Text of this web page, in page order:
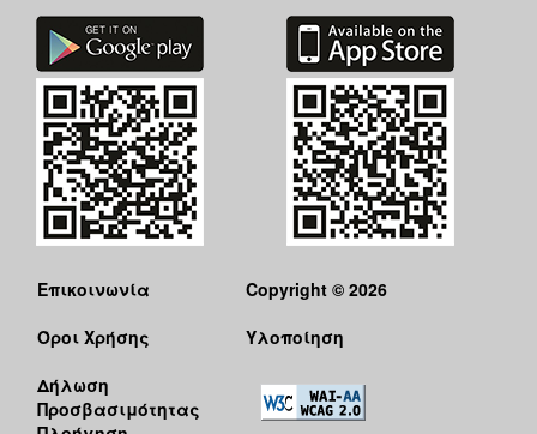
Επικοινωνία
Όροι Χρήσης
Δήλωση
Προσβασιμότητας
Copyright © 2026
Υλοποίηση